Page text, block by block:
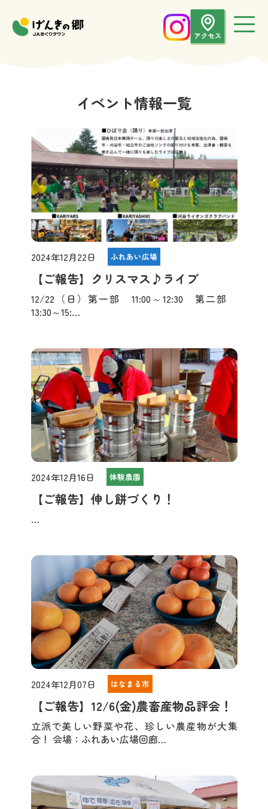
イベント情報一覧
2024年12月22日 ふれあい広場
【ご報告】クリスマス♪ライブ
12/22（日）第一部 11:00～12:30 第二部
13:30～15:…
2024年12月16日 体験農園
【ご報告】伸し餅づくり！
…
2024年12月07日 はなまる市
【ご報告】12/6(金)農畜産物品評会！
立派で美しい野菜や花、珍しい農産物が大集
合！ 会場：ふれあい広場回廊…